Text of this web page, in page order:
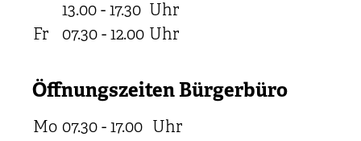
13.00 - 17.30 Uhr
Fr
07.30 - 12.00 Uhr
Öffnungszeiten Bürgerbüro
Mo 07.30 - 17.00 Uhr